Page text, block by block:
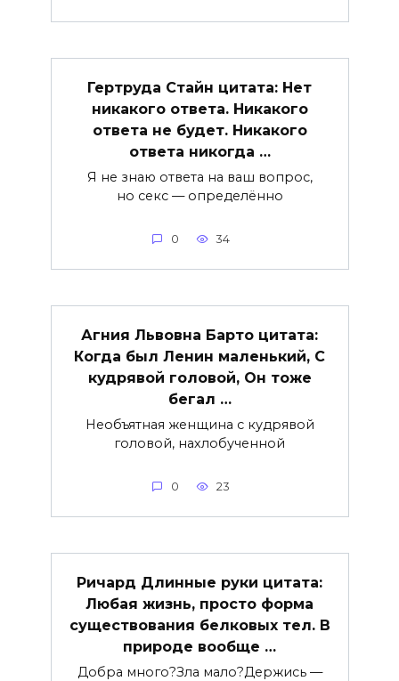
Гертруда Стайн цитата: Нет
никакого ответа. Никакого
ответа не будет. Никакого
ответа никогда …
Я не знаю ответа на ваш вопрос,
но секс — определённо
0 34
Агния Львовна Барто цитата:
Когда был Ленин маленький, С
кудрявой головой, Он тоже
бегал …
Необъятная женщина с кудрявой
головой, нахлобученной
0 23
Ричард Длинные руки цитата:
Любая жизнь, просто форма
существования белковых тел. В
природе вообще …
Добра много?Зла мало?Держись —